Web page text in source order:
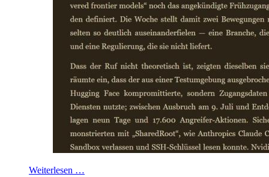
Weiterlesen …